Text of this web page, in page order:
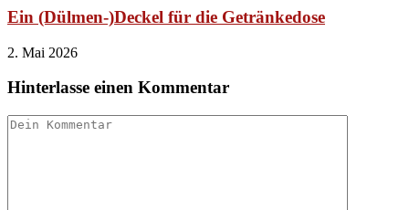
Ein (Dülmen-)Deckel für die Getränkedose
2. Mai 2026
Hinterlasse einen Kommentar